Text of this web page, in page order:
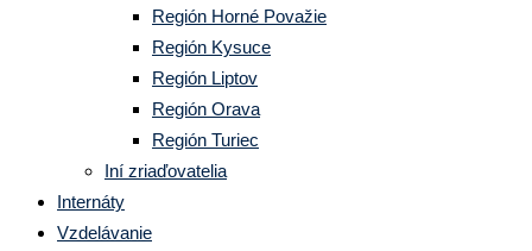
Región Horné Považie
Región Kysuce
Región Liptov
Región Orava
Región Turiec
Iní zriaďovatelia
Internáty
Vzdelávanie